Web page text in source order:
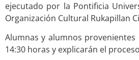
ejecutado por la Pontificia
Organización Cultural Rukapillan
Alumnas y alumnos
14:30 horas y explicarán el